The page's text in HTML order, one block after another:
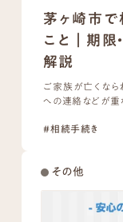
茅ヶ崎市
こと｜期限
解説
ご家族が亡くな
への連絡などが重
#相続手続き
その他